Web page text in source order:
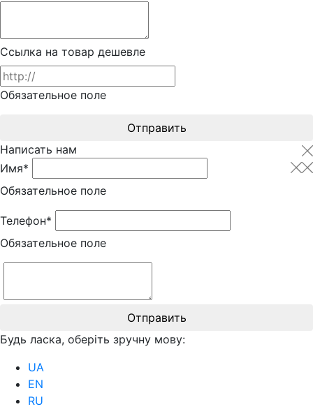
Ссылка на товар дешевле
Обязательное поле
Отправить
Написать нам
Имя*
Обязательное поле
Телефон*
Обязательное поле
Отправить
Будь ласка, оберіть зручну мову:
UA
EN
RU